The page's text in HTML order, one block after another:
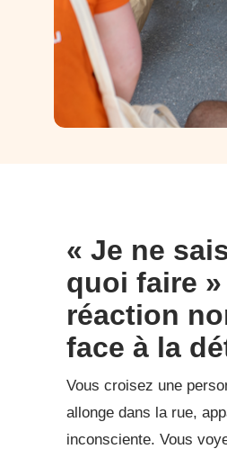
« Je ne
quoi faire
réaction
face à la
Vous croisez une
allonge dans la rue,
inconsciente. Vous